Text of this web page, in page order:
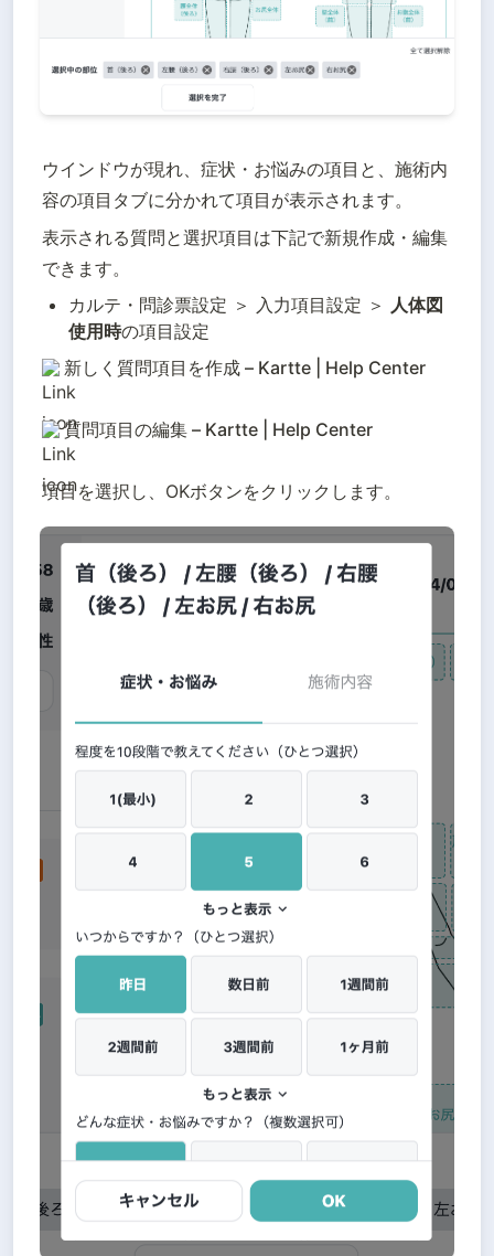
ウインドウが現れ、症状・お悩みの項目と、施術内
容の項目タブに分かれて項目が表示されます。
表示される質問と選択項目は下記で新規作成・編集
できます。
カルテ・問診票設定 ＞ 入力項目設定 ＞ 人体図
使用時の項目設定
新しく質問項目を作成 – Kartte | Help Center
質問項目の編集 – Kartte | Help Center
項目を選択し、OKボタンをクリックします。